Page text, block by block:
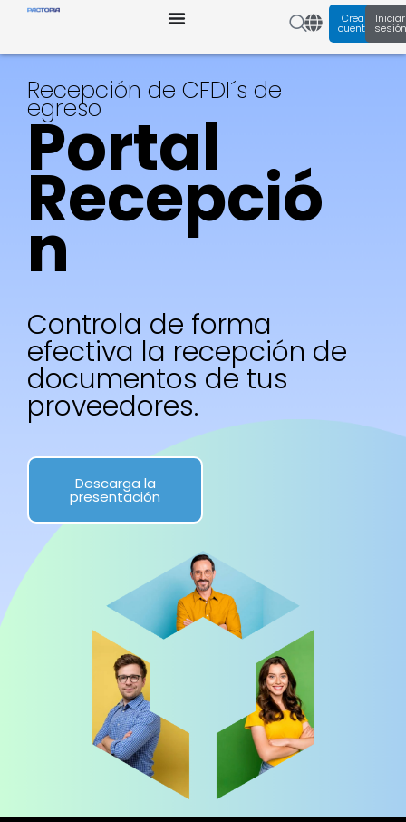
Crear
cuenta
Iniciar
sesión
Recepción de CFDI´s de
egreso
Portal
Recepció
n
Controla de forma
efectiva la recepción de
documentos de tus
proveedores.
Descarga la
presentación